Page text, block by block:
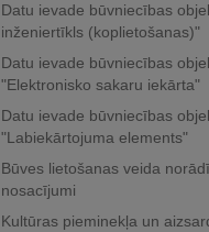
Datu ievade būvniecības
inženiertīkls (koplietošanas)"
Datu ievade būvniecības
"Elektronisko sakaru iekārta"
Datu ievade būvniecības
"Labiekārtojuma elements"
Būves lietošanas veida
nosacījumi
Kultūras pieminekļa un